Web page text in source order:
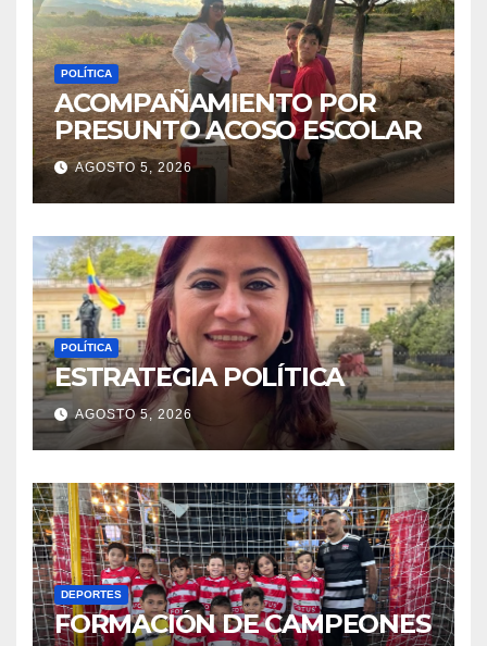
POLÍTICA
ACOMPAÑAMIENTO POR
PRESUNTO ACOSO ESCOLAR
AGOSTO 5, 2026
POLÍTICA
ESTRATEGIA POLÍTICA
AGOSTO 5, 2026
DEPORTES
FORMACIÓN DE CAMPEONES